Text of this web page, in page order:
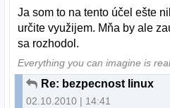
Ja som to na tento účel ešte
určite využijem. Mňa by ale
sa rozhodol.
Everything you can imagine is
Re: bezpecnost linux
02.10.2010 | 14:41